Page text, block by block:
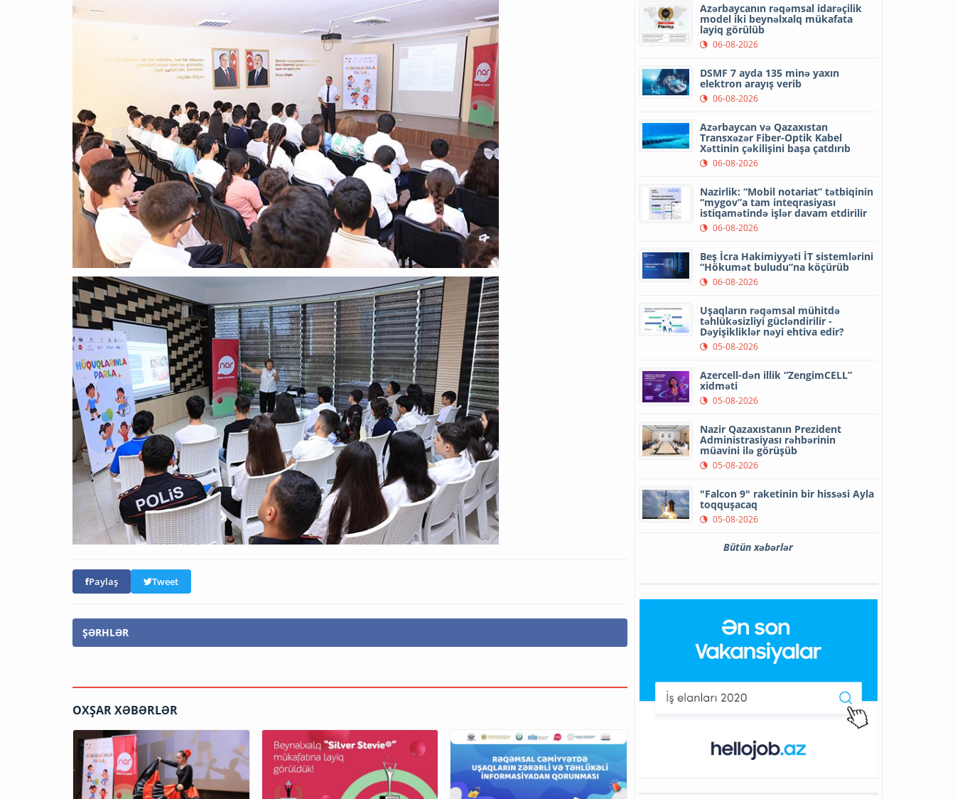
Paylaş Tweet
ŞƏRHLƏR
OXŞAR XƏBƏRLƏR
Azərbaycanın rəqəmsal idarəçilik
model iki beynəlxalq mükafata
layiq görülüb
06-08-2026
DSMF 7 ayda 135 minə yaxın
elektron arayış verib
06-08-2026
Azərbaycan və Qazaxıstan
Transxəzər Fiber-Optik Kabel
Xəttinin çəkilişini başa çatdırıb
06-08-2026
Nazirlik: “Mobil notariat” tətbiqinin
“mygov”a tam inteqrasiyası
istiqamətində işlər davam etdirilir
06-08-2026
Beş İcra Hakimiyyəti İT sistemlərini
“Hökumət buludu”na köçürüb
06-08-2026
Uşaqların rəqəmsal mühitdə
təhlükəsizliyi gücləndirilir -
Dəyişikliklər nəyi ehtiva edir?
05-08-2026
Azercell-dən illik “ZengimCELL”
xidməti
05-08-2026
Nazir Qazaxıstanın Prezident
Administrasiyası rəhbərinin
müavini ilə görüşüb
05-08-2026
"Falcon 9" raketinin bir hissəsi Ayla
toqquşacaq
05-08-2026
Bütün xəbərlər